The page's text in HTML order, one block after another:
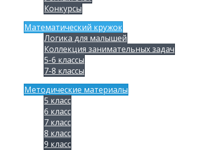
Конкурсы
Математический кружок
Логика для малышей
Коллекция занимательных задач
5-6 классы
7-8 классы
Методические материалы
5 класс
6 класс
7 класс
8 класс
9 класс